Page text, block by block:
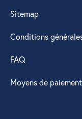
Sitemap
Conditions
FAQ
Moyens de paiement